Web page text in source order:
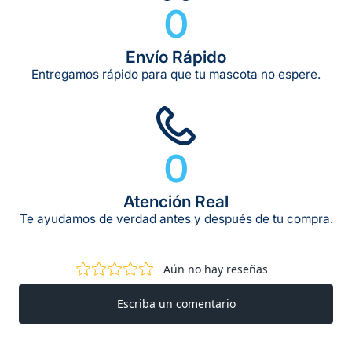
0
Envío Rápido
Entregamos rápido para que tu mascota no espere.
0
Atención Real
Te ayudamos de verdad antes y después de tu compra.